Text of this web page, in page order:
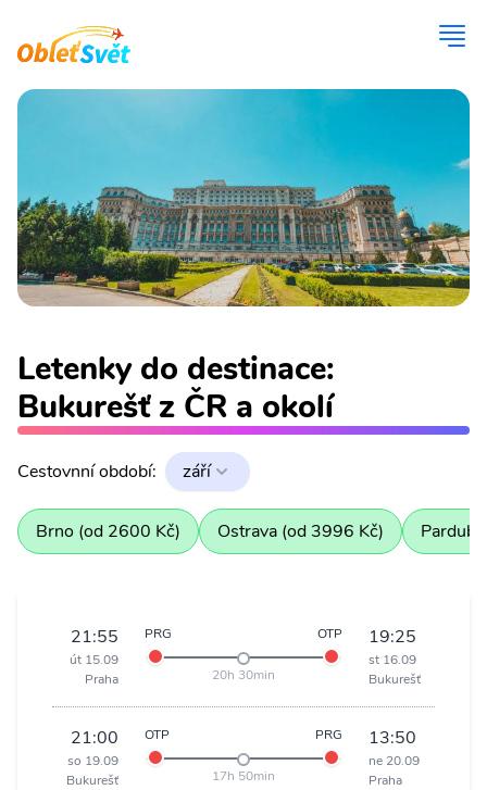
Letenky do destinace:
Bukurešť z ČR a okolí
Cestovnní období: září
Brno (od 2600 Kč) Ostrava (od 3996 Kč)
21:55
út 15.09
Praha
PRG OTP
20h 30min
19:25
st 16.09
Bukurešť
21:00
so 19.09
Bukurešť
OTP PRG
17h 50min
13:50
ne 20.09
Praha